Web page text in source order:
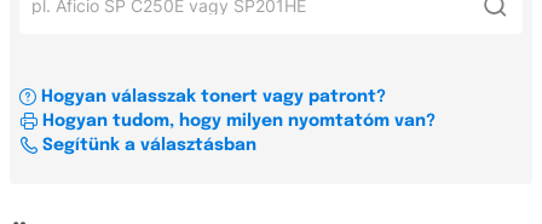
Xerox
Címkenyomtató és szalag konfigurátor
Minden gyártó
AFRICIO
Ricoh SP 150 SU
Ricoh Aficio SP201
Ricoh SP 150
Hogyan válasszak tonert vagy patront?
Hogyan tudom, hogy milyen nyomtatóm van?
Segítünk a választásban